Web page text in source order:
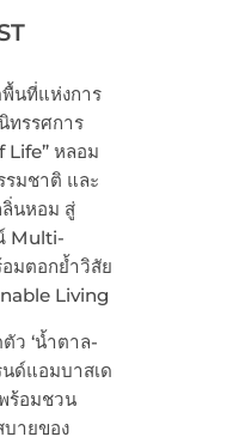
นที่แห่งการ
ทรรศการ
Life” หลอม
รมชาติ และ
นหอม สู่
Multi-
มตอกย้ำวิสัย
Living
ว ‘น้ำตาล-
ด์แอมบาสเด
ร้อมชวน
ายของ